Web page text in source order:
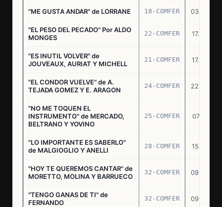
"ME GUSTA ANDAR" de LORRANE 18-COMFER 03.06.76
"EL PESO DEL PECADO" Por ALDO
MONGES
22-COMFER 17.06.76
"ES INUTIL VOLVER" de
JOUVEAUX, AURIAT Y MICHELL
21-COMFER 17.06.76
"EL CONDOR VUELVE" de A.
TEJADA GOMEZ Y E. ARAGON
24-COMFER 22.06.76
"NO ME TOQUEN EL
INSTRUMENTO" de MERCADO,
BELTRANO Y YOVINO
25-COMFER 07.07.76
"LO IMPORTANTE ES SABERLO"
de MALGIOGLIO Y ANELLI
28-COMFER 15.07.76
"HOY TE QUEREMOS CANTAR" de
MORETTO, MOLINA Y BARRUECO
32-COMFER 09.09.76
"TENGO GANAS DE TI" de
FERNANDO
32-COMFER 09.09.76